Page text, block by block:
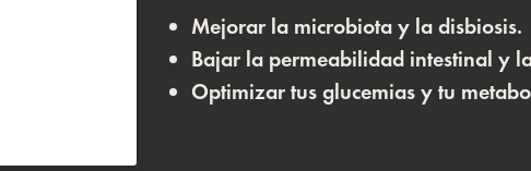
Mejorar la microbiota y la disbiosis.
Bajar la permeabilidad intestinal y
Optimizar tus glucemias y tu